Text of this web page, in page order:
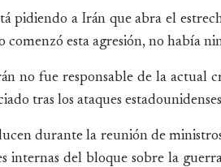
pidiendo a Irán que abra el
comenzó esta agresión, no había
no fue responsable de la actual
tras los ataques
durante la reunión de
internas del bloque sobre la